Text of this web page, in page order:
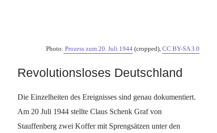
Photo: Prozess zum 20. Juli 1944 (cropped),CC BY-SA 3.0
Revolutionsloses Deutschland
Die Einzelheiten des Ereignisses sind genau dokumentiert.
Am 20 Juli 1944 stellte Claus Schenk Graf von
Stauffenberg zwei Koffer mit Sprengsätzen unter den